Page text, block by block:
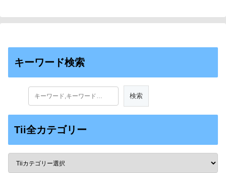
キーワード検索
Tii全カテゴリー